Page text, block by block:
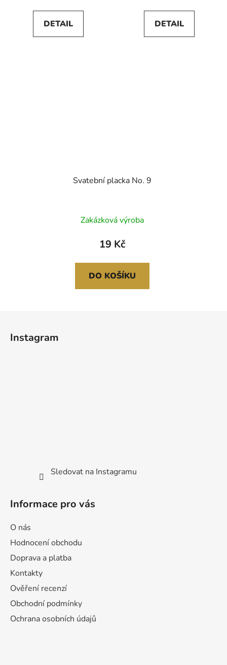
DETAIL DETAIL
Svatební placka No. 9
hodnocení
produktu
5,0
z
Zakázková výroba
19 Kč
DO KOŠÍKU
Instagram
Sledovat na Instagramu
Informace pro vás
O nás
Hodnocení obchodu
Doprava a platba
Kontakty
Ověření recenzí
Obchodní podmínky
Ochrana osobních údajů